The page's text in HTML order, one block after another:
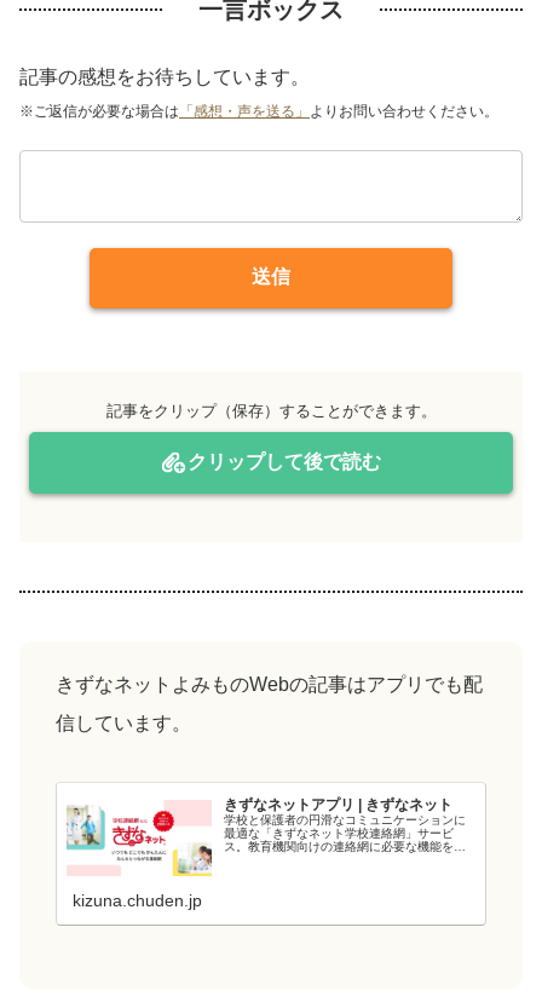
一言ボックス
記事の感想をお待ちしています。
※ご返信が必要な場合は 「感想・声を送る」 よりお問い合わせください。
送信
記事をクリップ（保存）することができます。
クリップして後で読む
きずなネットよみものWebの記事はアプリでも配
信しています。
きずなネットアプリ | きずなネット
学校と保護者の円滑なコミュニケーションに
最適な「きずなネット学校連絡網」サービ
ス。教育機関向けの連絡網に必要な機能を備
kizuna.chuden.jp